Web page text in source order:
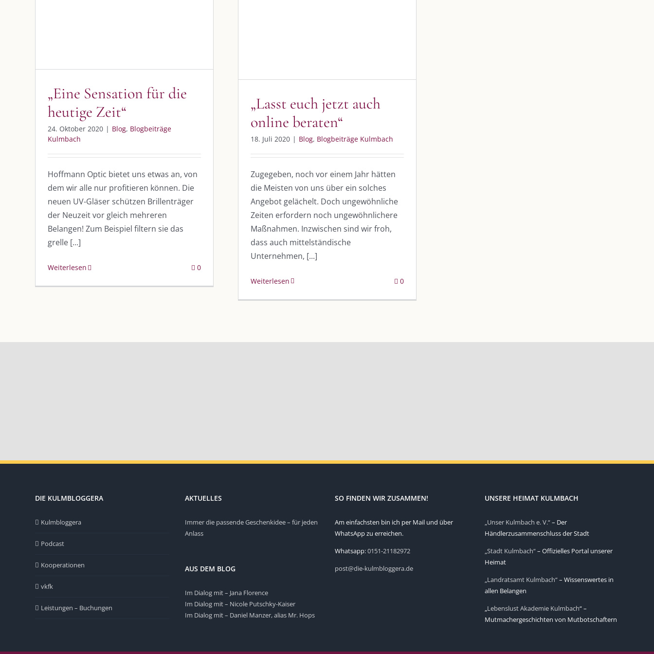
„Eine Sensation für die
heutige Zeit“
24. Oktober 2020 | Blog, Blogbeiträge
Kulmbach
Hoffmann Optic bietet uns etwas an, von
dem wir alle nur profitieren können. Die
neuen UV-Gläser schützen Brillenträger
der Neuzeit vor gleich mehreren
Belangen! Zum Beispiel filtern sie das
grelle [...]
Weiterlesen 0
„Lasst euch jetzt auch
online beraten“
18. Juli 2020 | Blog, Blogbeiträge Kulmbach
Zugegeben, noch vor einem Jahr hätten
die Meisten von uns über ein solches
Angebot gelächelt. Doch ungewöhnliche
Zeiten erfordern noch ungewöhnlichere
Maßnahmen. Inzwischen sind wir froh,
dass auch mittelständische
Unternehmen, [...]
Weiterlesen 0
DIE KULMBLOGGERA
Kulmbloggera
Podcast
Kooperationen
vkfk
Leistungen – Buchungen
AKTUELLES
Immer die passende Geschenkidee – für jeden
Anlass
AUS DEM BLOG
Im Dialog mit – Jana Florence
Im Dialog mit – Nicole Putschky-Kaiser
Im Dialog mit – Daniel Manzer, alias Mr. Hops
SO FINDEN WIR ZUSAMMEN!
Am einfachsten bin ich per Mail und über
WhatsApp zu erreichen.
Whatsapp:0151-21182972
post@die-kulmbloggera.de
UNSERE HEIMAT KULMBACH
„Unser Kulmbach e. V.“– Der
Händlerzusammenschluss der Stadt
„Stadt Kulmbach“– Offizielles Portal unserer
Heimat
„Landratsamt Kulmbach“– Wissenswertes in
allen Belangen
„Lebenslust Akademie Kulmbach“ –
Mutmachergeschichten von Mutbotschaftern